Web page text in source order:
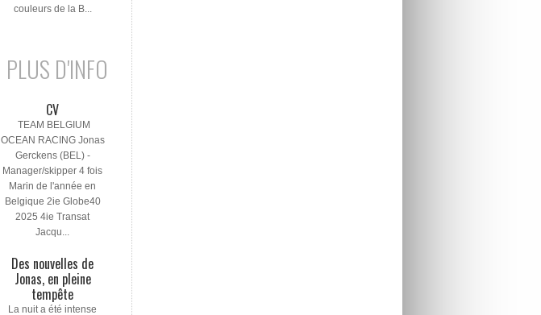
couleurs de la B...
PLUS D'INFO
CV
TEAM BELGIUM
OCEAN RACING Jonas
Gerckens (BEL) -
Manager/skipper 4 fois
Marin de l'année en
Belgique 2ie Globe40
2025 4ie Transat
Jacqu...
Des nouvelles de
Jonas, en pleine
tempête
La nuit a été intense